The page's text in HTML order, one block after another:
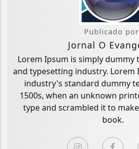
Publicado
Jornal O
Lorem Ipsum is simply
and typesetting industry. Lorem
industry's standard dummy
1500s, when an unknown
type and scrambled it to
book.